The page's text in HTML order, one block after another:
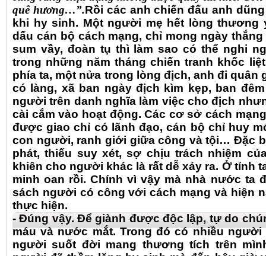
quê hương…”.Rồi các anh chiến đấu anh
khi hy sinh. Một người mẹ hết lòng thương
dấu cán bộ cách mạng, chỉ mong ngày
sum vầy, đoàn tụ thì làm sao có thể nghi
trong những năm tháng chiến tranh khốc
phía ta, một nửa trong lòng địch, anh đi quân
có làng, xã ban ngày địch kìm kẹp, ban
người trên danh nghĩa làm việc cho địch
cài cắm vào hoạt động. Các cơ sở cách
được giao chỉ có lãnh đạo, cán bộ chỉ huy
con người, ranh giới giữa công và tội… Đặc
phát, thiếu suy xét, sợ chịu trách nhiệm
khiên cho người khác là rất dễ xảy ra. Ở tỉnh
minh oan rồi. Chính vì vậy mà nhà nước ta
sách người có công với cách mạng và hiện
thực hiện.
- Đúng vậy. Để giành được độc lập, tự do
máu và nước mắt. Trong đó có nhiều người
người suốt đời mang thương tích trên